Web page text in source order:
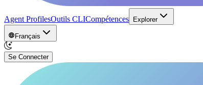
Agent ProfilesOutils CLICompétences Explorer
Français
Se Connecter